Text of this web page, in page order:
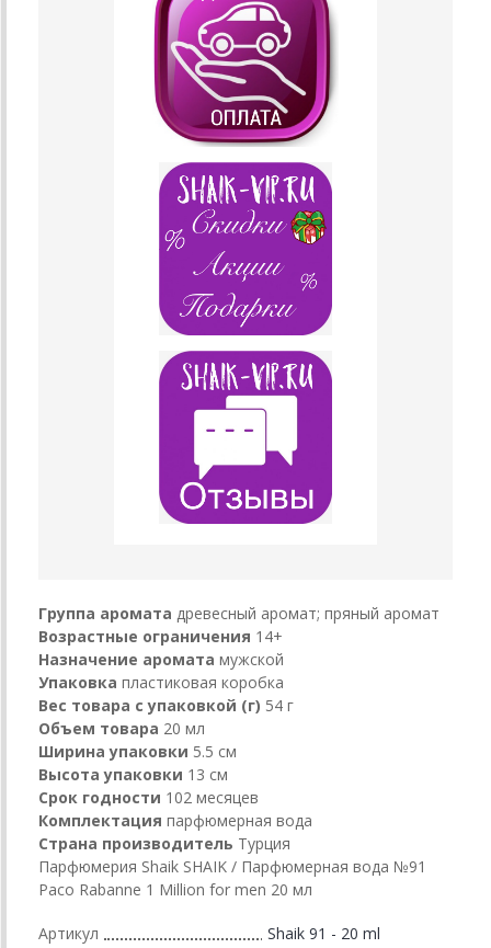
Группа аромата древесный аромат; пряный аромат
Возрастные ограничения 14+
Назначение аромата мужской
Упаковка пластиковая коробка
Вес товара с упаковкой (г) 54 г
Объем товара 20 мл
Ширина упаковки 5.5 см
Высота упаковки 13 см
Срок годности 102 месяцев
Комплектация парфюмерная вода
Страна производитель Турция
Парфюмерия Shaik SHAIK / Парфюмерная вода №91
Paco Rabanne 1 Million for men 20 мл
Артикул Shaik 91 - 20 ml